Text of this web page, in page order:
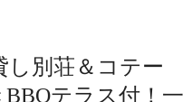
し別荘＆コテー
テラス付！一